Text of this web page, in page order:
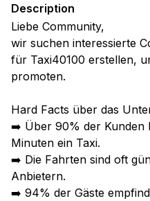
Description
Liebe Community,
wir suchen interessierte
für Taxi40100 erstellen,
promoten.
Hard Facts über das
➡️ Über 90% der Kunden
Minuten ein Taxi.
➡️ Die Fahrten sind oft
Anbietern.
➡️ 94% der Gäste